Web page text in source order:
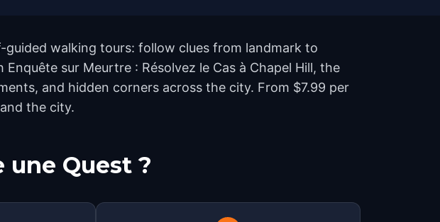
walking tours: follow clues from landmark to
sur Meurtre : Résolvez le Cas à Chapel Hill, the
and hidden corners across the city. From $7.99 per
the city.
Quest ?